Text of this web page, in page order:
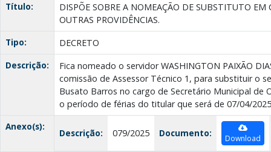
Título:
DISPÕE SOBRE A NOMEAÇÃO DE SUBSTITUTO EM
OUTRAS PROVIDÊNCIAS.
Tipo:
DECRETO
Descrição:
Fica nomeado o servidor WASHINGTON PAIXÃO
comissão de Assessor Técnico 1, para substituir o
Busato Barros no cargo de Secretário Municipal de
o período de férias do titular que será de 07/04/
Anexo(s):
Descrição: 079/2025 Documento: Download